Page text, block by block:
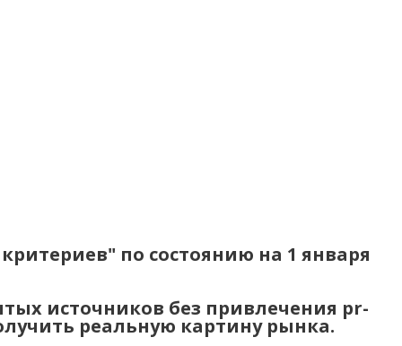
по состоянию на 1 января
источников без привлечения pr-
реальную картину рынка.